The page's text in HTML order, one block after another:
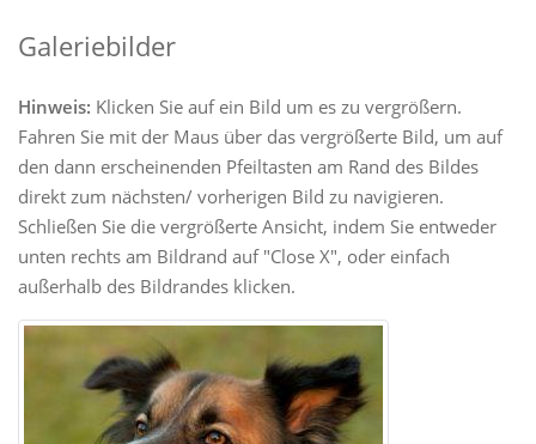
Galeriebilder
Hinweis: Klicken Sie auf ein Bild um es zu vergrößern.
Fahren Sie mit der Maus über das vergrößerte Bild, um auf
den dann erscheinenden Pfeiltasten am Rand des Bildes
direkt zum nächsten/ vorherigen Bild zu navigieren.
Schließen Sie die vergrößerte Ansicht, indem Sie entweder
unten rechts am Bildrand auf "Close X", oder einfach
außerhalb des Bildrandes klicken.